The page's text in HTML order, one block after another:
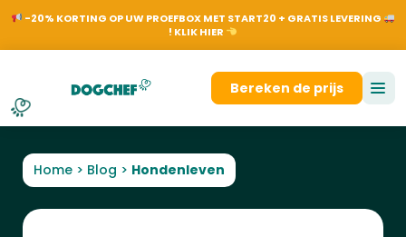
-20% KORTING OP UW PROEFBOX MET START20 + GRATIS LEVERING
! KLIK HIER
Bereken de prijs
Aanmelden
Home > Blog > Hondenleven